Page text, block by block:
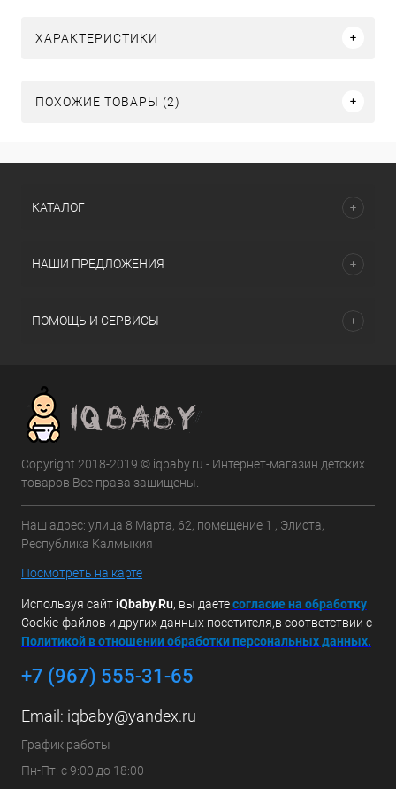
ХАРАКТЕРИСТИКИ
ПОХОЖИЕ ТОВАРЫ (2)
КАТАЛОГ
НАШИ ПРЕДЛОЖЕНИЯ
ПОМОЩЬ И СЕРВИСЫ
Copyright 2018-2019 © iqbaby.ru - Интернет-магазин детских
товаров Все права защищены.
Наш адрес: улица 8 Марта, 62, помещение 1 , Элиста,
Республика Калмыкия
Посмотреть на карте
Используя сайтiQbaby.Ru, вы даетесогласие на обработку
Cookie-файлов и других данных посетителя,в соответствии с
Политикой в отношении обработки персональных данных.
+7 (967) 555-31-65
Email: iqbaby@yandex.ru
График работы
Пн-Пт: с 9:00 до 18:00